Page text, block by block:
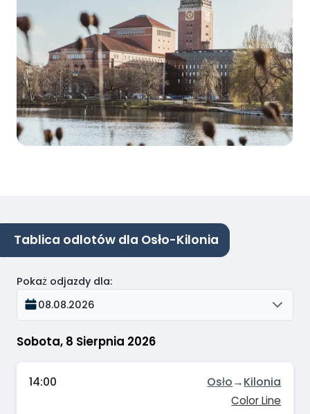
Tablica odlotów dla Osło-Kilonia
Sobota, 8 Sierpnia 2026
Pokaż odjazdy dla:
08.08.2026
14:00 Osło→Kilonia
Color Line